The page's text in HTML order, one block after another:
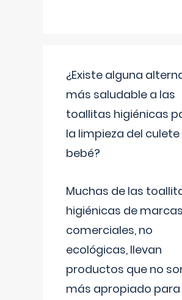
¿Existe alguna
más saludable a las
toallitas higiénicas
la limpieza del culete
bebé?
Muchas de las
higiénicas de marcas
comerciales, no
ecológicas, llevan
productos que no
más apropiado para